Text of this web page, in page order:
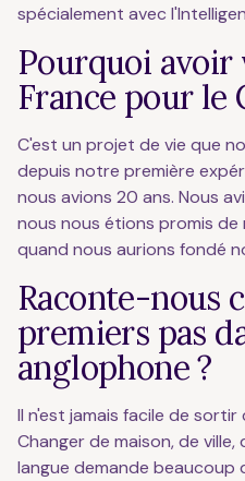
spécialement avec
Pourquoi
France pour le
C'est un projet de vie que
depuis notre première
nous avions 20 ans. Nous
nous nous étions promis
quand nous aurions fondé
Raconte-nous
premiers pas
anglophone ?
Il n'est jamais facile de
Changer de maison, de
langue demande